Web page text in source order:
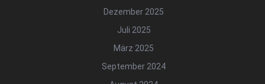
Dezember 2025
Juli 2025
März 2025
September 2024